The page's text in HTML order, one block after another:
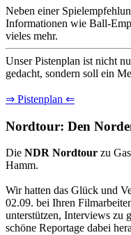
Neben einer
Informationen wie Ball-
vieles mehr.
Unser Pistenplan ist nicht
gedacht, sondern soll ein
⇒ Pistenplan ⇐
Nordtour: Den
Die NDR Nordtour zu
Hamm.
Wir hatten das Glück und
02.09. bei Ihren
unterstützen, Interviews zu
schöne Reportage dabei